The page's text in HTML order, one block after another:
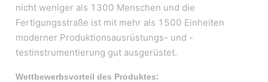
nicht weniger als 1300 Menschen und die
Fertigungsstraße ist mit mehr als 1500 Einheiten
moderner Produktionsausrüstungs- und -
testinstrumentierung gut ausgerüstet.
Wettbewerbsvorteil des Produktes: